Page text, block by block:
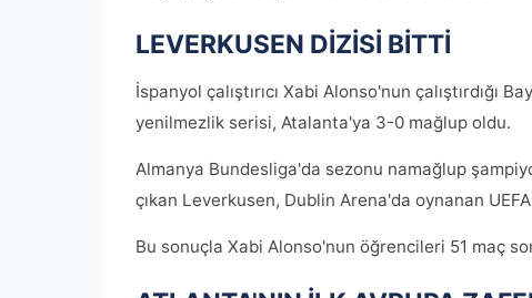
LEVERKUSEN DİZİSİ BİTTİ
İspanyol çalıştırıcı Xabi Alonso'nun
yenilmezlik serisi, Atalanta'ya 3-0 mağlup oldu.
Almanya Bundesliga'da sezonu namağlup
çıkan Leverkusen, Dublin Arena'da oynanan
Bu sonuçla Xabi Alonso'nun öğrencileri 51 maç